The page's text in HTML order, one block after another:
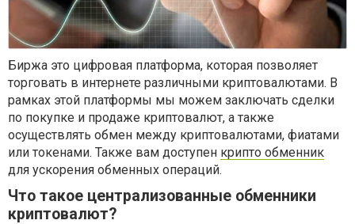
Биржа это цифровая платформа, которая позволяет
торговать в интернете различными криптовалютами. В
рамках этой платформы мы можем заключать сделки
по покупке и продаже криптовалют, а также
осуществлять обмен между криптовалютами, фиатами
или токенами. Также вам доступен крипто обменник
для ускорения обменных операций.
Что такое централизованные обменники
криптовалют?